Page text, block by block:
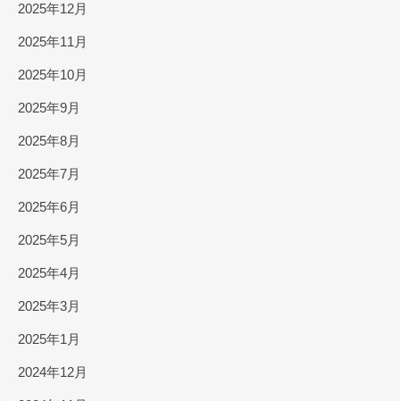
2025年12月
2025年11月
2025年10月
2025年9月
2025年8月
2025年7月
2025年6月
2025年5月
2025年4月
2025年3月
2025年1月
2024年12月